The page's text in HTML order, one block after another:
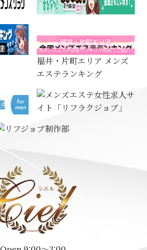
福井・片町エリア メンズ
エステランキング